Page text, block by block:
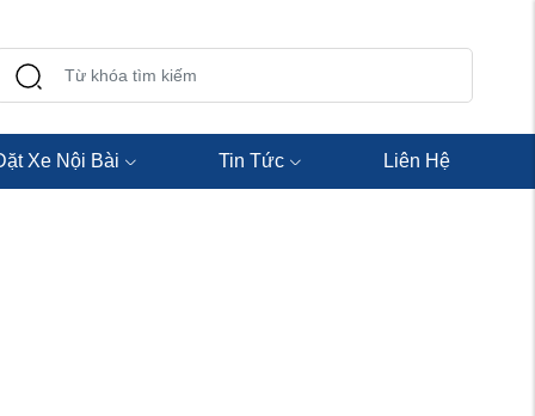
Xe Nội Bài Tin Tức Liên Hệ